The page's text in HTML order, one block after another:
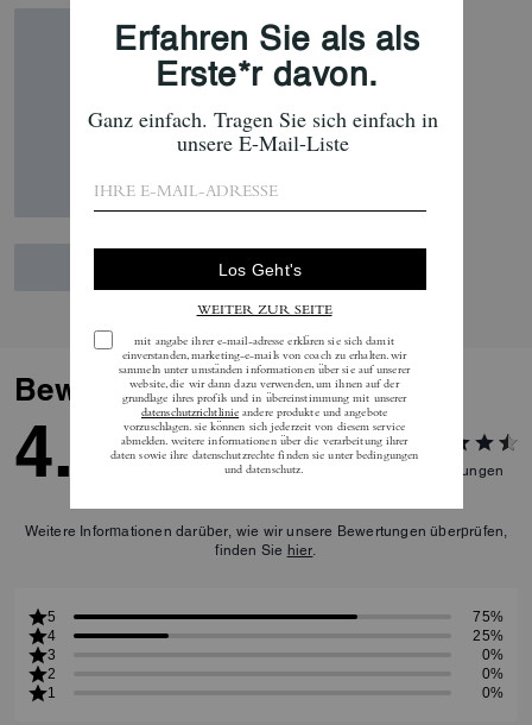
Bewertungen
4.8 Bewertungen
Weitere Informationen darüber, wie wir unsere Bewertungen überprüfen,
finden Sie hier
5
75%
4
25%
3
0%
2
0%
1
0%